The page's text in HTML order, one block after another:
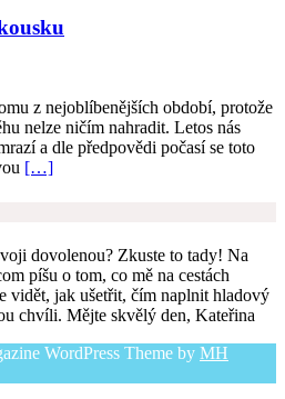
z nejoblíbenějších období, protože
nelze ničím nahradit. Letos nás
a dle předpovědi počasí se toto
[…]
dovolenou? Zkuste to tady! Na
píšu o tom, co mě na cestách
vidět, jak ušetřit, čím naplnit hladový
chvíli. Mějte skvělý den, Kateřina
WordPress Theme by MH